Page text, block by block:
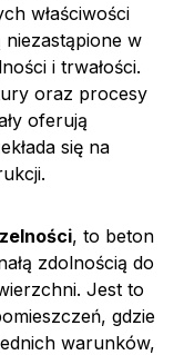
właściwości
w
i trwałości.
oraz procesy
oferują
się na
, to beton
zdolnością do
Jest to
gdzie
warunków,